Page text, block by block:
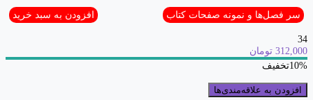
سر فصل‌ها و نمونه صفحات کتاب افزودن به سبد خرید
34
312,000 تومان
10%تخفیف
افزودن به علاقه‌مندی‌ها